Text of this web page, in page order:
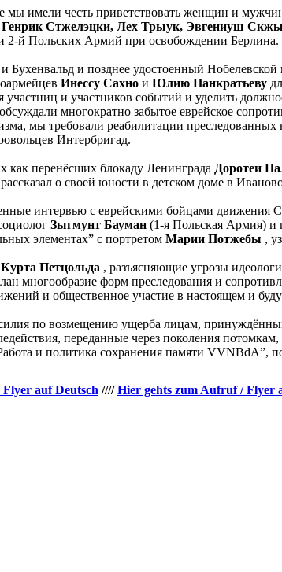
мы имели честь приветствовать женщин и
Стжелэцки, Лех Трыук, Эвгениуш
и 2-й Польских Армий при освобождении Берлина.
и позднее удостоенный Нобелевской
Инессу Сахно и Юлию Панкратьеву
и участников событий и уделить
многократно забытое еврейское
мы требовали реабилитации
Интербригад.
как перенёсших блокаду Ленинграда Доротеи
рассказал о своей юности в детском доме в
интервью с еврейскими бойцами движения
Зыгмунт Бауман (1-я Польская Армия) и
элементах” с портретом Марии Потжебы ,
Курта Петцольда , разъясняющие угрозы
многообразие форм преследования и
и общественное участие в настоящем и
по возмещению ущерба лицам,
переданные через поколения
и политика сохранения памяти VVNBdA”,
auf Deutsch ////Hier gehts zum Aufruf / Flyer